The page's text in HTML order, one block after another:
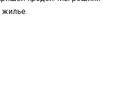
жилье.